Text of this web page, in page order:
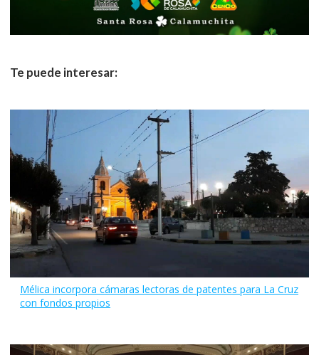
Te puede interesar:
Mélica incorpora cámaras lectoras de patentes para La Cruz
con fondos propios